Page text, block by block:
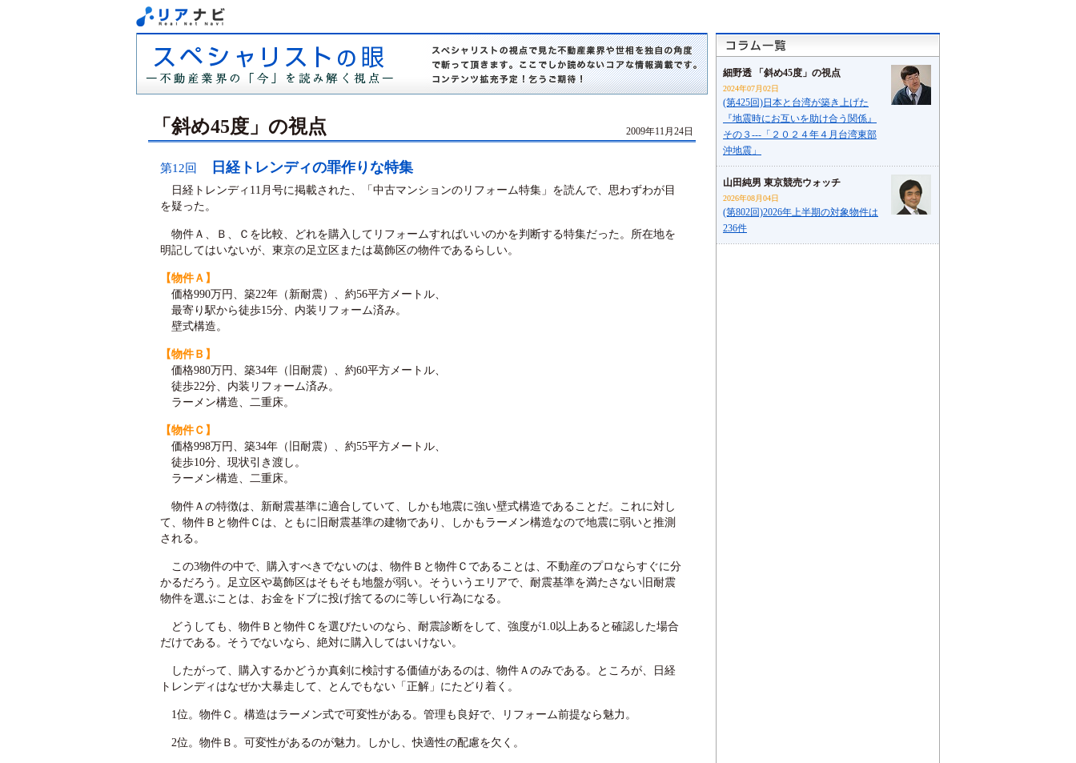
「斜め45度」の視点 2009年11月24日
第12回 日経トレンディの罪作りな特集
日経トレンディ11月号に掲載された、「中古マンションのリフォーム特集」を読んで、思わずわが目
を疑った。
物件Ａ、Ｂ、Ｃを比較、どれを購入してリフォームすればいいのかを判断する特集だった。所在地を
明記してはいないが、東京の足立区または葛飾区の物件であるらしい。
【物件Ａ】
価格990万円、築22年（新耐震）、約56平方メートル、
最寄り駅から徒歩15分、内装リフォーム済み。
壁式構造。
【物件Ｂ】
価格980万円、築34年（旧耐震）、約60平方メートル、
徒歩22分、内装リフォーム済み。
ラーメン構造、二重床。
【物件Ｃ】
価格998万円、築34年（旧耐震）、約55平方メートル、
徒歩10分、現状引き渡し。
ラーメン構造、二重床。
物件Ａの特徴は、新耐震基準に適合していて、しかも地震に強い壁式構造であることだ。これに対し
て、物件Ｂと物件Ｃは、ともに旧耐震基準の建物であり、しかもラーメン構造なので地震に弱いと推測
される。
この3物件の中で、購入すべきでないのは、物件Ｂと物件Ｃであることは、不動産のプロならすぐに分
かるだろう。足立区や葛飾区はそもそも地盤が弱い。そういうエリアで、耐震基準を満たさない旧耐震
物件を選ぶことは、お金をドブに投げ捨てるのに等しい行為になる。
どうしても、物件Ｂと物件Ｃを選びたいのなら、耐震診断をして、強度が1.0以上あると確認した場合
だけである。そうでないなら、絶対に購入してはいけない。
したがって、購入するかどうか真剣に検討する価値があるのは、物件Ａのみである。ところが、日経
トレンディはなぜか大暴走して、とんでもない「正解」にたどり着く。
1位。物件Ｃ。構造はラーメン式で可変性がある。管理も良好で、リフォーム前提なら魅力。
2位。物件Ｂ。可変性があるのが魅力。しかし、快適性の配慮を欠く。
細野透 「斜め45度」の視点
2024年07月02日
(第425回)日本と台湾が築き上げた
『地震時にお互いを助け合う関係』
その３---「２０２４年４月台湾東部
沖地震」
山田純男 東京競売ウォッチ
2026年08月04日
(第802回)2026年上半期の対象物件は
236件